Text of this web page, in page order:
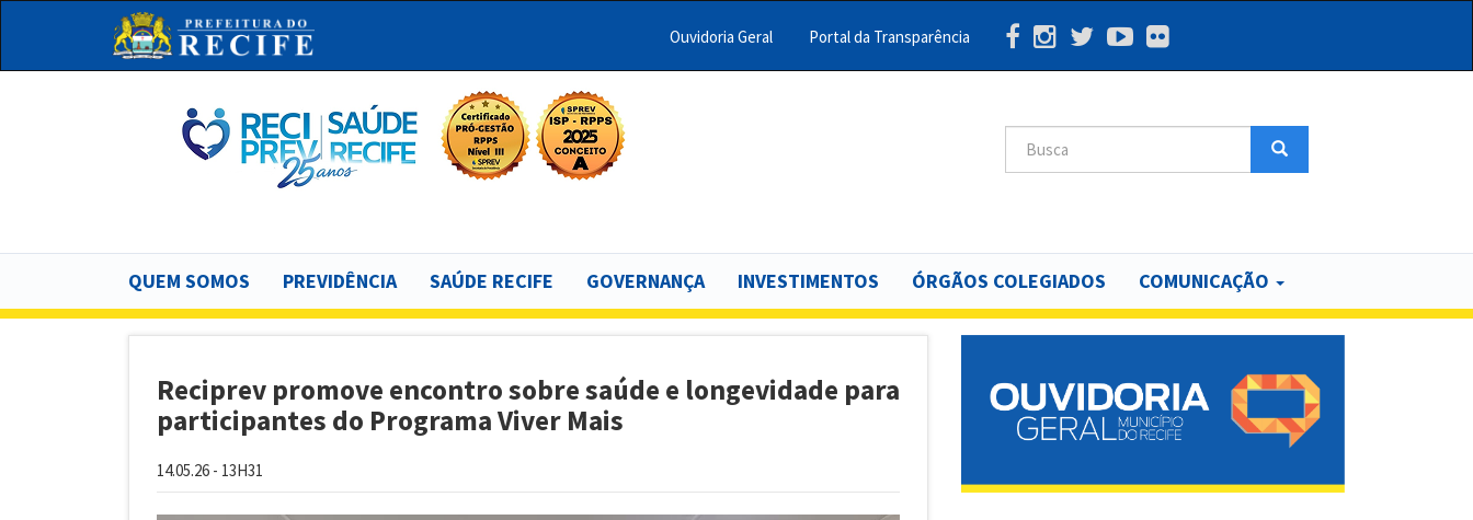
Menu
Ouvidoria Geral Portal da Transparência
Buscar Search
Main
navigation
QUEM SOMOS PREVIDÊNCIA SAÚDE RECIFE GOVERNANÇA INVESTIMENTOS ÓRGÃOS COLEGIADOS COMUNICAÇÃO
Reciprev promove encontro sobre saúde e longevidade para
participantes do Programa Viver Mais
14.05.26 - 13H31